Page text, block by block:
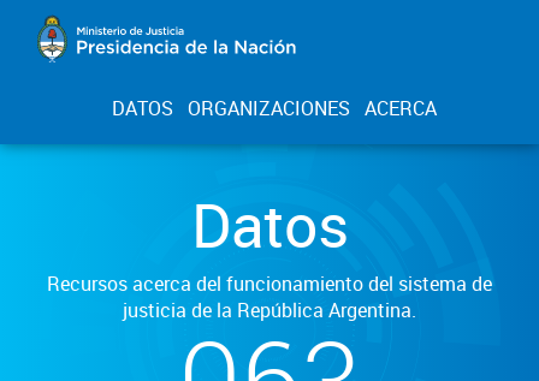
DATOS ORGANIZACIONES ACERCA
Datos
Recursos acerca del funcionamiento del sistema de
justicia de la República Argentina.